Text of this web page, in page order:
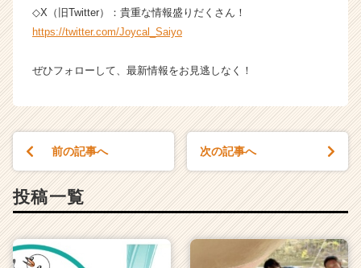
が
く
活
イ
キ
リ
（C
h
◇X（旧Twitter）：貴重な情報盛りだくさん！
https://twitter.com/Joycal_Saiyo
ぜひフォローして、最新情報をお見逃しなく！
前の記事へ 次の記事へ
投稿一覧